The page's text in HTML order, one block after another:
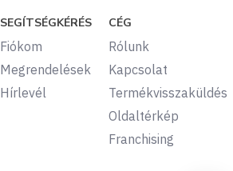
SEGÍTSÉGKÉRÉS
Fiókom
Megrendelések
Hírlevél
CÉG
Rólunk
Kapcsolat
Termékvisszaküldés
Oldaltérkép
Franchising